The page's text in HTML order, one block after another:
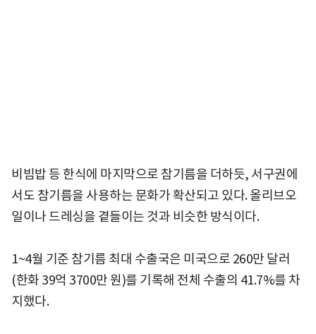
비빔밥 등 한식에 마지막으로 참기름을 더하듯, 서구권에
서도 참기름을 사용하는 문화가 확산되고 있다. 올리브오
일이나 드레싱을 곁들이는 것과 비슷한 방식이다.
1~4월 기준 참기름 최대 수출국은 미국으로 260만 달러
(한화 39억 3700만 원)를 기록해 전체 수출의 41.7%를 차
지했다.